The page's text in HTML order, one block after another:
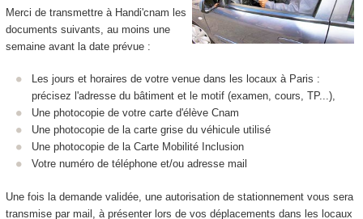
Merci de transmettre à Handi'cnam les
documents suivants, au moins une
semaine avant la date prévue :
Les jours et horaires de votre venue dans les locaux à Paris :
précisez l'adresse du bâtiment et le motif (examen, cours, TP...),
Une photocopie de votre carte d'élève Cnam
Une photocopie de la carte grise du véhicule utilisé
Une photocopie de la Carte Mobilité Inclusion
Votre numéro de téléphone et/ou adresse mail
Une fois la demande validée, une autorisation de stationnement vous sera
transmise par mail, à présenter lors de vos déplacements dans les locaux